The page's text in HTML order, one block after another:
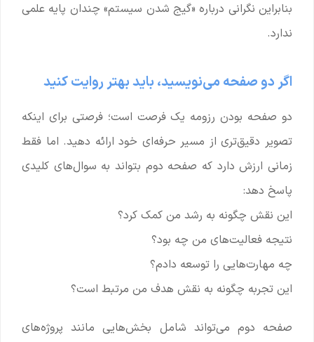
بنابراین نگرانی درباره «گیج شدن سیستم» چندان پایه علمی
ندارد.
اگر دو صفحه می‌نویسید، باید بهتر روایت کنید
دو صفحه بودن رزومه یک فرصت است؛ فرصتی برای اینکه
تصویر دقیق‌تری از مسیر حرفه‌ای خود ارائه دهید. اما فقط
زمانی ارزش دارد که صفحه دوم بتواند به سوال‌های کلیدی
پاسخ دهد:
این نقش چگونه به رشد من کمک کرد؟
نتیجه فعالیت‌های من چه بود؟
چه مهارت‌هایی را توسعه دادم؟
این تجربه چگونه به نقش هدف من مرتبط است؟
صفحه دوم می‌تواند شامل بخش‌هایی مانند پروژه‌های